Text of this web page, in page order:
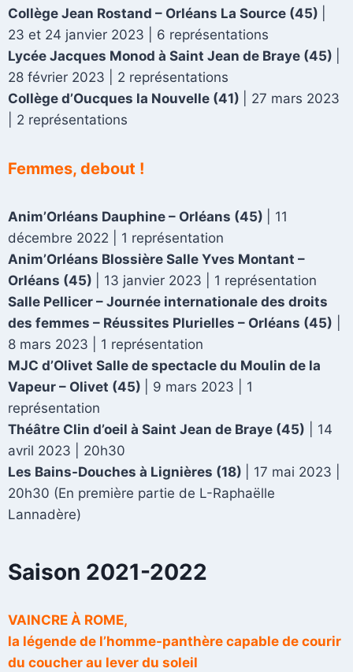
Collège Jean Rostand – Orléans La Source (45)
23 et 24 janvier 2023 | 6 représentations
Lycée Jacques Monod à Saint Jean de Braye (45)
28 février 2023 | 2 représentations
Collège d’Oucques la Nouvelle (41)
| 27 mars 2023
| 2 représentations
Femmes, debout !
Anim’Orléans Dauphine – Orléans (45)
| 11
décembre 2022
| 1 représentation
Anim’Orléans Blossière Salle Yves Montant –
Orléans (45)
| 13 janvier 2023 | 1 représentation
Salle Pellicer – Journée internationale des droits
des femmes – Réussites Plurielles – Orléans (45)
8 mars 2023 | 1 représentation
MJC d’Olivet Salle de spectacle du Moulin de la
Vapeur – Olivet (45)
| 9 mars 2023 | 1
représentation
Théâtre Clin d’oeil à Saint Jean de Braye (45) | 14
avril 2023 | 20h30
Les Bains-Douches à Lignières (18)
| 17 mai 2023 |
20h30 (En première partie de L-Raphaëlle
Lannadère)
Saison 2021-2022
VAINCRE À ROME,
la légende de l’homme-panthère capable de courir
du coucher au lever du soleil